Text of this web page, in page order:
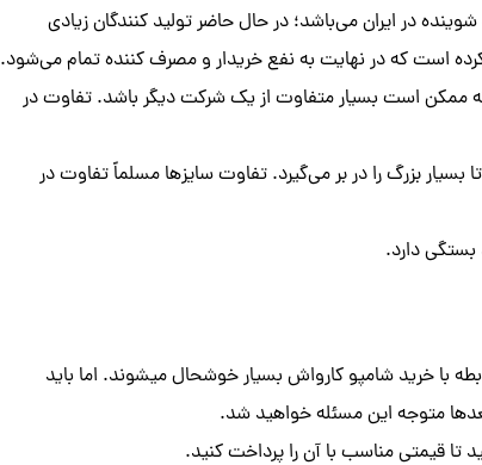
در ایران می‌باشد؛ در حال حاضر تولید کنندگان زیادی
است که در نهایت به نفع خریدار و مصرف کننده تمام می‌شود.
ممکن است بسیار متفاوت از یک شرکت دیگر باشد. تفاوت در
بزرگ را در بر می‌گیرد. تفاوت سایزها مسلماً تفاوت در
دارد.
با خرید شامپو کارواش بسیار خوشحال میشوند. اما باید
متوجه این مسئله خواهید شد.
تا قیمتی مناسب با آن را پرداخت کنید.